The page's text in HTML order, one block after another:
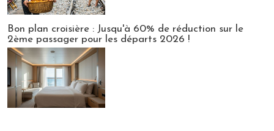
Bon plan croisière : Jusqu'à 60% de réduction sur le
2ème passager pour les départs 2026 !